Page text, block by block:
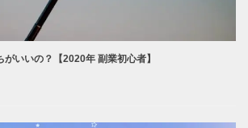
いいの？【2020年 副業初心者】